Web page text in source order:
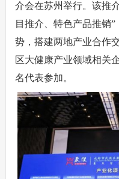
介会在苏州举行。该推
目推介、特色产品推销
势，搭建两地产业合作
区大健康产业领域相关
名代表参加。